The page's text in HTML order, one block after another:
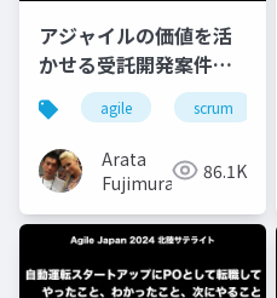
アジャイルの価値を活
かせる受託開発案件の
取り方・始め方
agile scrum
Arata
Fujimura
86.1K